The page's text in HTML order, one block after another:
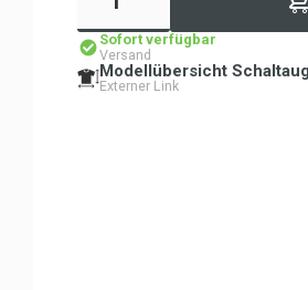
Sofort verfügbar
Versand
Modellübersicht
Externer Link